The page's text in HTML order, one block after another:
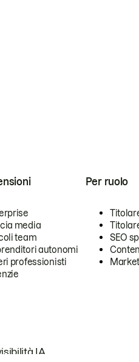
media
team
autonomi
professionisti
Per ruolo
SEO
IA.